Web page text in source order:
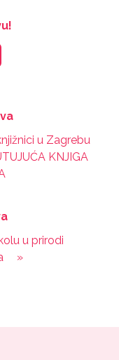
u Zagrebu
KNJIGA
u prirodi
»